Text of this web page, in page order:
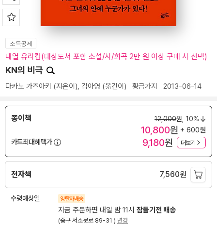
소득공제
내열 유리컵(대상도서 포함 소설/시/희곡 2만 원 이상 구매 시 선택)
KN의 비극
다카노 가즈아키 (지은이), 김아영 (옮긴이) 황금가지 2013-06-14
종이책 12,000원, 10%
10,800원 + 600원
카드최대혜택가
9,180원 더보기
전자책 7,560원
수령예상일 양탄자배송
지금 주문하면 내일 밤 11시 잠들기전 배송
(중구 서소문로 89-31 ) 변경